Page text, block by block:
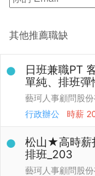
其他推薦職缺
日班兼職PT
單純、排班彈
藝珂人事顧問股
行政辦公
時薪
松山★高時薪
排班_203
藝珂人事顧問股